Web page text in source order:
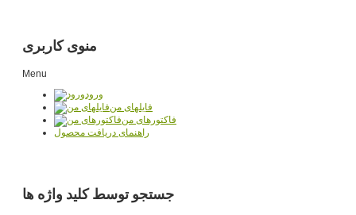
منوی کاربری
Menu
ورود
فایلهای من
فاکتورهای من
راهنمای دریافت محصول
جستجو توسط کلید واژه ها